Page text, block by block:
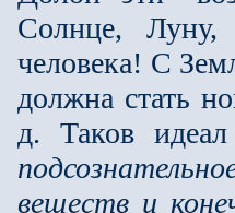
Солнце,
человека! С
должна стать
д. Таков
веществ и